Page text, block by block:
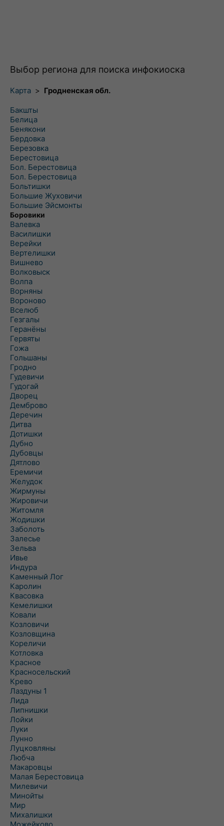
Выбор региона для поиска инфокиоска
Карта > Гродненская обл.
Бакшты
Белица
Бенякони
Бердовка
Березовка
Берестовица
Бол. Берестовица
Бол. Берестовица
Больтишки
Большие Жуховичи
Большие Эйсмонты
Боровики
Валевка
Василишки
Верейки
Вертелишки
Вишнево
Волковыск
Волпа
Ворняны
Вороново
Вселюб
Гезгалы
Геранёны
Гервяты
Гожа
Гольшаны
Гродно
Гудевичи
Гудогай
Дворец
Демброво
Деречин
Дитва
Дотишки
Дубно
Дубовцы
Дятлово
Еремичи
Желудок
Жирмуны
Жировичи
Житомля
Жодишки
Заболоть
Залесье
Зельва
Ивье
Индура
Каменный Лог
Каролин
Квасовка
Кемелишки
Ковали
Козловичи
Козловщина
Кореличи
Котловка
Красное
Красносельский
Крево
Лаздуны 1
Лида
Липнишки
Лойки
Луки
Лунно
Луцковляны
Любча
Макаровцы
Малая Берестовица
Милевичи
Минойты
Мир
Михалишки